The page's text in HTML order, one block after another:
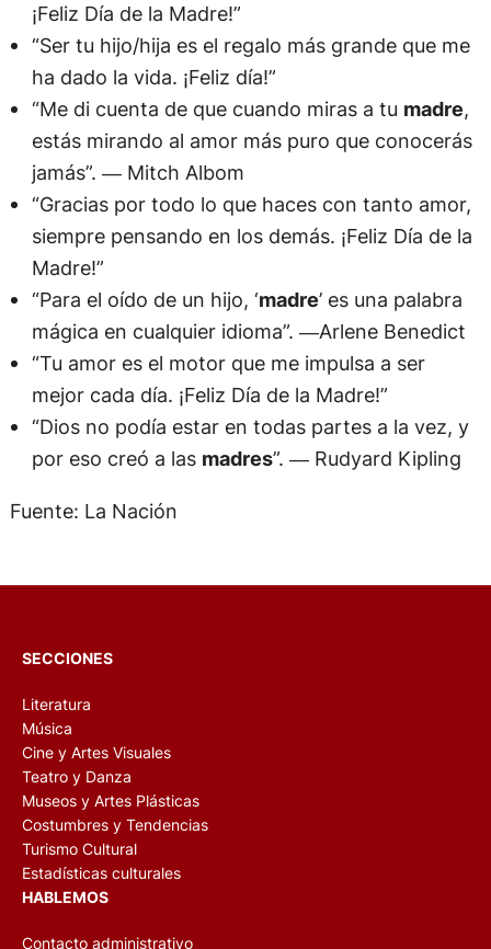
¡Feliz Día de la Madre!”
“Ser tu hijo/hija es el regalo más grande que me
ha dado la vida. ¡Feliz día!”
“Me di cuenta de que cuando miras a tu madre,
estás mirando al amor más puro que conocerás
jamás”. ― Mitch Albom
“Gracias por todo lo que haces con tanto amor,
siempre pensando en los demás. ¡Feliz Día de la
Madre!”
“Para el oído de un hijo, ‘madre’ es una palabra
mágica en cualquier idioma”. ―Arlene Benedict
“Tu amor es el motor que me impulsa a ser
mejor cada día. ¡Feliz Día de la Madre!”
“Dios no podía estar en todas partes a la vez, y
por eso creó a las madres”. ― Rudyard Kipling
Fuente: La Nación
SECCIONES
Literatura
Música
Cine y Artes Visuales
Teatro y Danza
Museos y Artes Plásticas
Costumbres y Tendencias
Turismo Cultural
Estadísticas culturales
HABLEMOS
Contacto administrativo